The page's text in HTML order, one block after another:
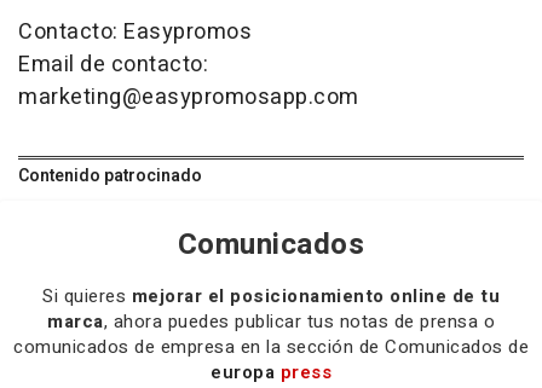
Contacto: Easypromos
Email de contacto:
marketing@easypromosapp.com
Contenido patrocinado
Comunicados
Si quieres mejorar el posicionamiento online de tu
marca, ahora puedes publicar tus notas de prensa o
comunicados de empresa en la sección de Comunicados de
europa press